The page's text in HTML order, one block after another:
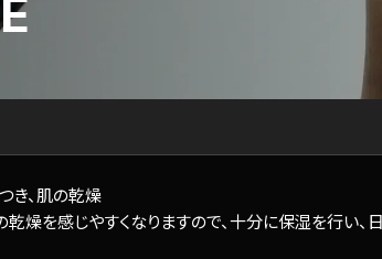
き、肌の乾燥
燥を感じやすくなりますので、十分に保湿を行い、